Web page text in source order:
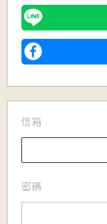
信箱
密碼